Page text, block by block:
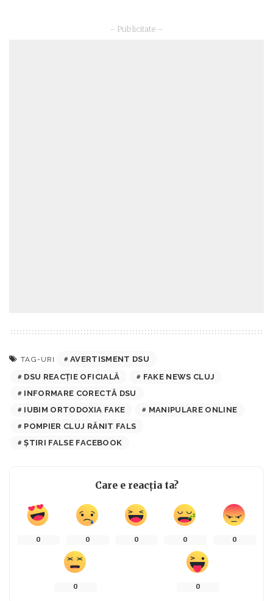
– Publicitate –
TAG-URI
AVERTISMENT DSU
DSU REACȚIE OFICIALĂ
FAKE NEWS CLUJ
INFORMARE CORECTĂ DSU
IUBIM ORTODOXIA FAKE
MANIPULARE ONLINE
POMPIER CLUJ RĂNIT FALS
ȘTIRI FALSE FACEBOOK
Care e reacția ta?
0 0 0 0 0
0 0